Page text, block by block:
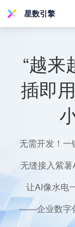
星数引擎
“越来
插即
无需开发！
无缝接入紫薯
让AI像水电
——企业数字